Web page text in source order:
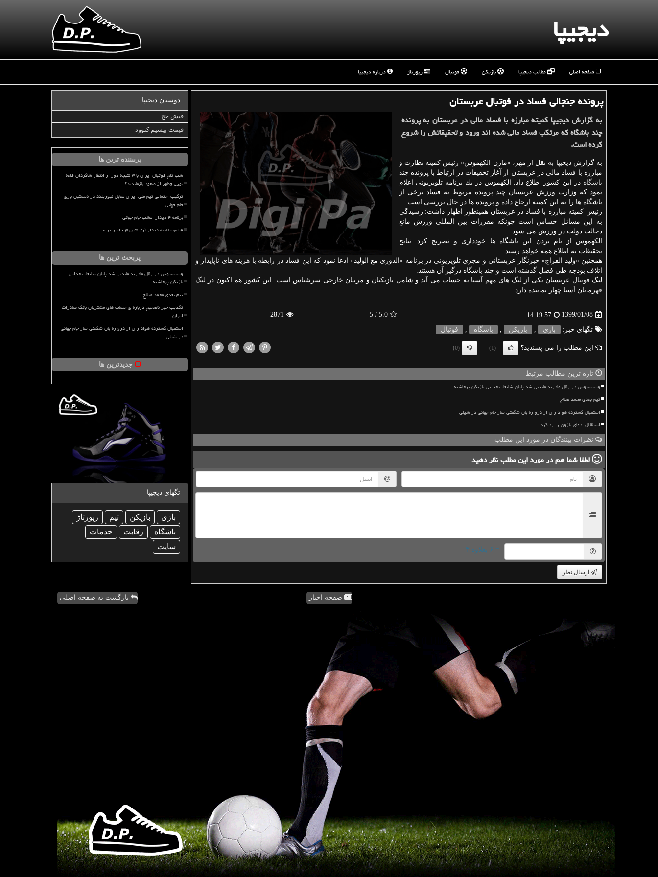
دیجیپا
صفحه اصلی مطالب دیجیپا بازیکن فوتبال رپورتاژ درباره دیجیپا
پرونده جنجالی فساد در فوتبال عربستان
به گزارش دیجیپا كمیته مبارزه با فساد مالی در عربستان به پرونده
چند باشگاه كه مرتكب فساد مالی شده اند ورود و تحقیقاتش را شروع
كرده است.
به گزارش دیجیپا به نقل از مهر، «مازن الكهموس» رئیس كمیته نظارت و
مبارزه با فساد مالی در عربستان از آغاز تحقیقات در ارتباط با پرونده چند
باشگاه در این كشور اطلاع داد. الكهموس در یك برنامه تلویزیونی اعلام
نمود كه وزارت ورزش عربستان چند پرونده مربوط به فساد برخی از
باشگاه ها را به این كمیته ارجاع داده و پرونده ها در حال بررسی است.
رئیس كمیته مبارزه با فساد در عربستان همینطور اظهار داشت: رسیدگی
به این مسائل حساس است چونكه مقررات بین المللی ورزش مانع
دخالت دولت در ورزش می شود.
الكهموس از نام بردن این باشگاه ها خودداری و تصریح كرد: نتایج
تحقیقات به اطلاع همه خواهد رسید.
همچنین «ولید الفراج» خبرنگار عربستانی و مجری تلویزیونی در برنامه «الدوری مع الولید» ادعا نمود كه این فساد در رابطه با هزینه های ناپایدار و
اتلاف بودجه طی فصل گذشته است و چند باشگاه درگیر آن هستند.
لیگ فوتبال عربستان یكی از لیگ های مهم آسیا به حساب می آید و شامل بازیكنان و مربیان خارجی سرشناس است. این كشور هم اكنون در لیگ
قهرمانان آسیا چهار نماینده دارد.
1399/01/08
14:19:57
5.0
/ 5
2871
تگهای خبر: بازی بازیكن باشگاه فوتبال
این مطلب را می پسندید؟ (1)
(0)
تازه ترین مطالب مرتبط
وینیسیوس در رئال مادرید ماندنی شد پایان شایعات جدایی بازیکن پرحاشیه
تیم بعدی محمد صلاح
استقبال گسترده هواداران از دروازه بان شگفتی ساز جام جهانی در شیلی
استقلال ادعای نازون را رد کرد
نظرات بینندگان در مورد این مطلب
لطفا شما همدر مورد این مطلبنظر دهید
= ۶ بعلاوه ۳
ارسال نظر
دوستان دیجیپا
فیش حج
قیمت بیسیم کنوود
پربیننده ترین ها
شب تلخ فوتبال ایران با ۳ نتیجه دور از انتظار شاگردان قلعه
نویی چطور از صعود بازماندند؟
ترکیب احتمالی تیم ملی ایران مقابل نیوزیلند در نخستین بازی
جام جهانی
برنامه ۴ دیدار امشب جام جهانی
فیلم، خلاصه دیدار آرژانتین ۳ - الجزایر ۰
پربحث ترین ها
وینیسیوس در رئال مادرید ماندنی شد پایان شایعات جدایی
بازیکن پرحاشیه
تیم بعدی محمد صلاح
تکذیب خبر ناصحیح درباره ی حساب های مشتریان بانک صادرات
ایران
استقبال گسترده هواداران از دروازه بان شگفتی ساز جام جهانی
در شیلی
جدیدترین ها
تگهای دیجیپا
بازی بازیكن تیم
رپورتاژ
باشگاه
رقابت
خدمات
سایت
صفحه اخبار بازگشت به صفحه اصلی